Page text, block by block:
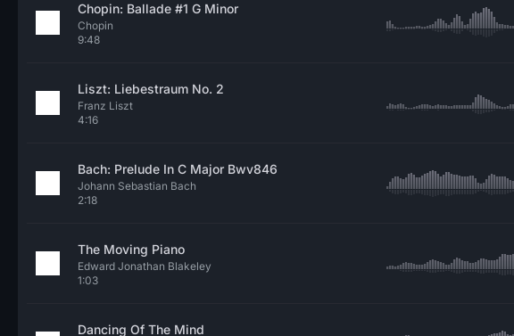
Chopin: Ballade #1 G Minor
Chopin
9:48
Liszt: Liebestraum No. 2
Franz Liszt
4:16
Bach: Prelude In C Major Bwv846
Johann Sebastian Bach
2:18
The Moving Piano
Edward Jonathan Blakeley
1:03
Dancing Of The Mind